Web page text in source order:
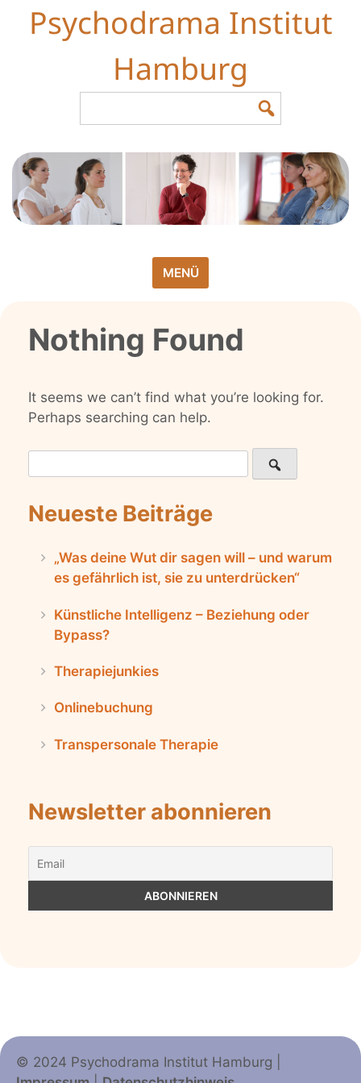
Psychodrama Institut
Hamburg
for:
MENÜ
Nothing Found
It seems we can’t find what you’re looking for.
Perhaps searching can help.
Search
for:
Neueste Beiträge
„Was deine Wut dir sagen will – und warum
es gefährlich ist, sie zu unterdrücken“
Künstliche Intelligenz – Beziehung oder
Bypass?
Therapiejunkies
Onlinebuchung
Transpersonale Therapie
Newsletter abonnieren
© 2024 Psychodrama Institut Hamburg |